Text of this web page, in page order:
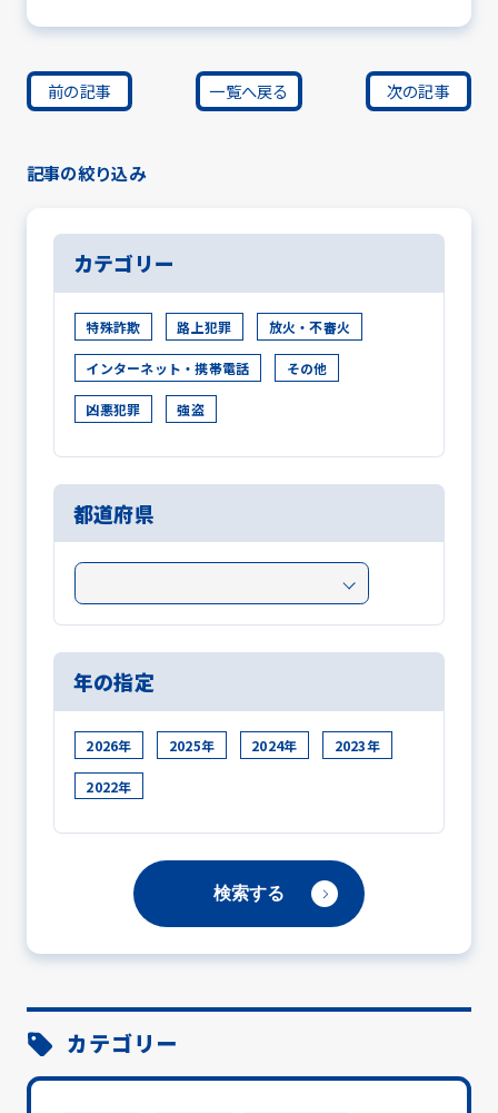
前の記事 一覧へ戻る 次の記事
記事の絞り込み
カテゴリー
特殊詐欺 路上犯罪 放火・不審火
インターネット・携帯電話 その他
凶悪犯罪 強盗
都道府県
年の指定
2026年 2025年 2024年 2023年
2022年
カテゴリー